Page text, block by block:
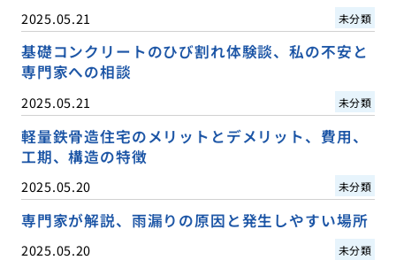
2025.05.21 未分類
基礎コンクリートのひび割れ体験談、私の不安と
専門家への相談
2025.05.21 未分類
軽量鉄骨造住宅のメリットとデメリット、費用、
工期、構造の特徴
2025.05.20 未分類
専門家が解説、雨漏りの原因と発生しやすい場所
2025.05.20 未分類